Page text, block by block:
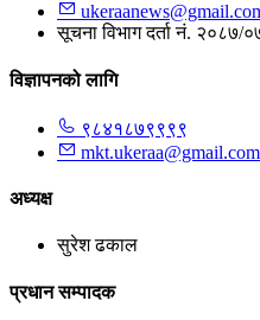
सूचना विभाग दर्ता नं. २०८७/
विज्ञापनको लागि
९८४१८७९९९९
mkt.ukeraa@gmail.com
अध्यक्ष
सुरेश ढकाल
प्रधान सम्पादक